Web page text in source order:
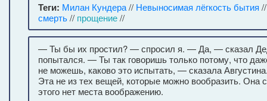
Теги: Милан Кундера// Невыносимая лёгкость бытия
смерть// прощение//
— Ты бы их простил? — спросил я. — Да, — сказал
попытался. — Ты так говоришь только потому, что
не можешь, каково это испытать, — сказала
Эта не из тех вещей, которые можно вообразить. Она
этого нет места воображению.